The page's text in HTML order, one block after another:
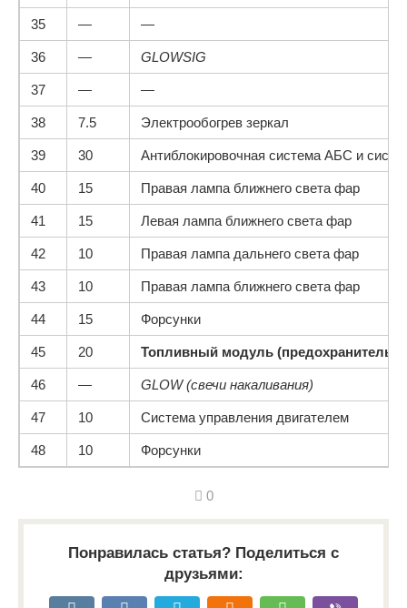
35 — —
36 — GLOWSIG
37 — —
38 7.5 Электрообогрев зеркал
39 30 Антиблокировочная система АБС и
40 15 Правая лампа ближнего света фар
41 15 Левая лампа ближнего света фар
42 10 Правая лампа дальнего света фар
43 10 Правая лампа ближнего света фар
44 15 Форсунки
45 20 Топливный модуль (предохранитель
46 — GLOW (свечи накаливания)
47 10 Система управления двигателем
48 10 Форсунки
0
Понравилась статья? Поделиться с
друзьями: